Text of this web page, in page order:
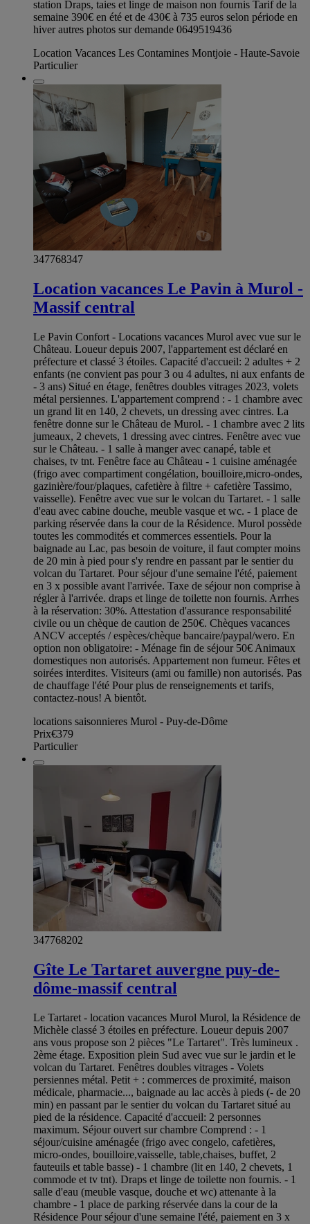
station Draps, taies et linge de maison non fournis Tarif de la
semaine 390€ en été et de 430€ à 735 euros selon période en
hiver autres photos sur demande 0649519436
Location Vacances Les Contamines Montjoie - Haute-Savoie
Particulier
347768347
Location vacances Le Pavin à Murol -
Massif central
Le Pavin Confort - Locations vacances Murol avec vue sur le
Château. Loueur depuis 2007, l'appartement est déclaré en
préfecture et classé 3 étoiles. Capacité d'accueil: 2 adultes + 2
enfants (ne convient pas pour 3 ou 4 adultes, ni aux enfants de
- 3 ans) Situé en étage, fenêtres doubles vitrages 2023, volets
métal persiennes. L'appartement comprend : - 1 chambre avec
un grand lit en 140, 2 chevets, un dressing avec cintres. La
fenêtre donne sur le Château de Murol. - 1 chambre avec 2 lits
jumeaux, 2 chevets, 1 dressing avec cintres. Fenêtre avec vue
sur le Château. - 1 salle à manger avec canapé, table et
chaises, tv tnt. Fenêtre face au Château - 1 cuisine aménagée
(frigo avec compartiment congélation, bouilloire,micro-ondes,
gazinière/four/plaques, cafetière à filtre + cafetière Tassimo,
vaisselle). Fenêtre avec vue sur le volcan du Tartaret. - 1 salle
d'eau avec cabine douche, meuble vasque et wc. - 1 place de
parking réservée dans la cour de la Résidence. Murol possède
toutes les commodités et commerces essentiels. Pour la
baignade au Lac, pas besoin de voiture, il faut compter moins
de 20 min à pied pour s'y rendre en passant par le sentier du
volcan du Tartaret. Pour séjour d'une semaine l'été, paiement
en 3 x possible avant l'arrivée. Taxe de séjour non comprise à
régler à l'arrivée. draps et linge de toilette non fournis. Arrhes
à la réservation: 30%. Attestation d'assurance responsabilité
civile ou un chèque de caution de 250€. Chèques vacances
ANCV acceptés / espèces/chèque bancaire/paypal/wero. En
option non obligatoire: - Ménage fin de séjour 50€ Animaux
domestiques non autorisés. Appartement non fumeur. Fêtes et
soirées interdites. Visiteurs (ami ou famille) non autorisés. Pas
de chauffage l'été Pour plus de renseignements et tarifs,
contactez-nous! A bientôt.
locations saisonnieres Murol - Puy-de-Dôme
Prix€379
Particulier
347768202
Gîte Le Tartaret auvergne puy-de-
dôme-massif central
Le Tartaret - location vacances Murol Murol, la Résidence de
Michèle classé 3 étoiles en préfecture. Loueur depuis 2007
ans vous propose son 2 pièces "Le Tartaret". Très lumineux .
2ème étage. Exposition plein Sud avec vue sur le jardin et le
volcan du Tartaret. Fenêtres doubles vitrages - Volets
persiennes métal. Petit + : commerces de proximité, maison
médicale, pharmacie..., baignade au lac accès à pieds (- de 20
min) en passant par le sentier du volcan du Tartaret situé au
pied de la résidence. Capacité d'accueil: 2 personnes
maximum. Séjour ouvert sur chambre Comprend : - 1
séjour/cuisine aménagée (frigo avec congelo, cafetières,
micro-ondes, bouilloire,vaisselle, table,chaises, buffet, 2
fauteuils et table basse) - 1 chambre (lit en 140, 2 chevets, 1
commode et tv tnt). Draps et linge de toilette non fournis. - 1
salle d'eau (meuble vasque, douche et wc) attenante à la
chambre - 1 place de parking réservée dans la cour de la
Résidence Pour séjour d'une semaine l'été, paiement en 3 x